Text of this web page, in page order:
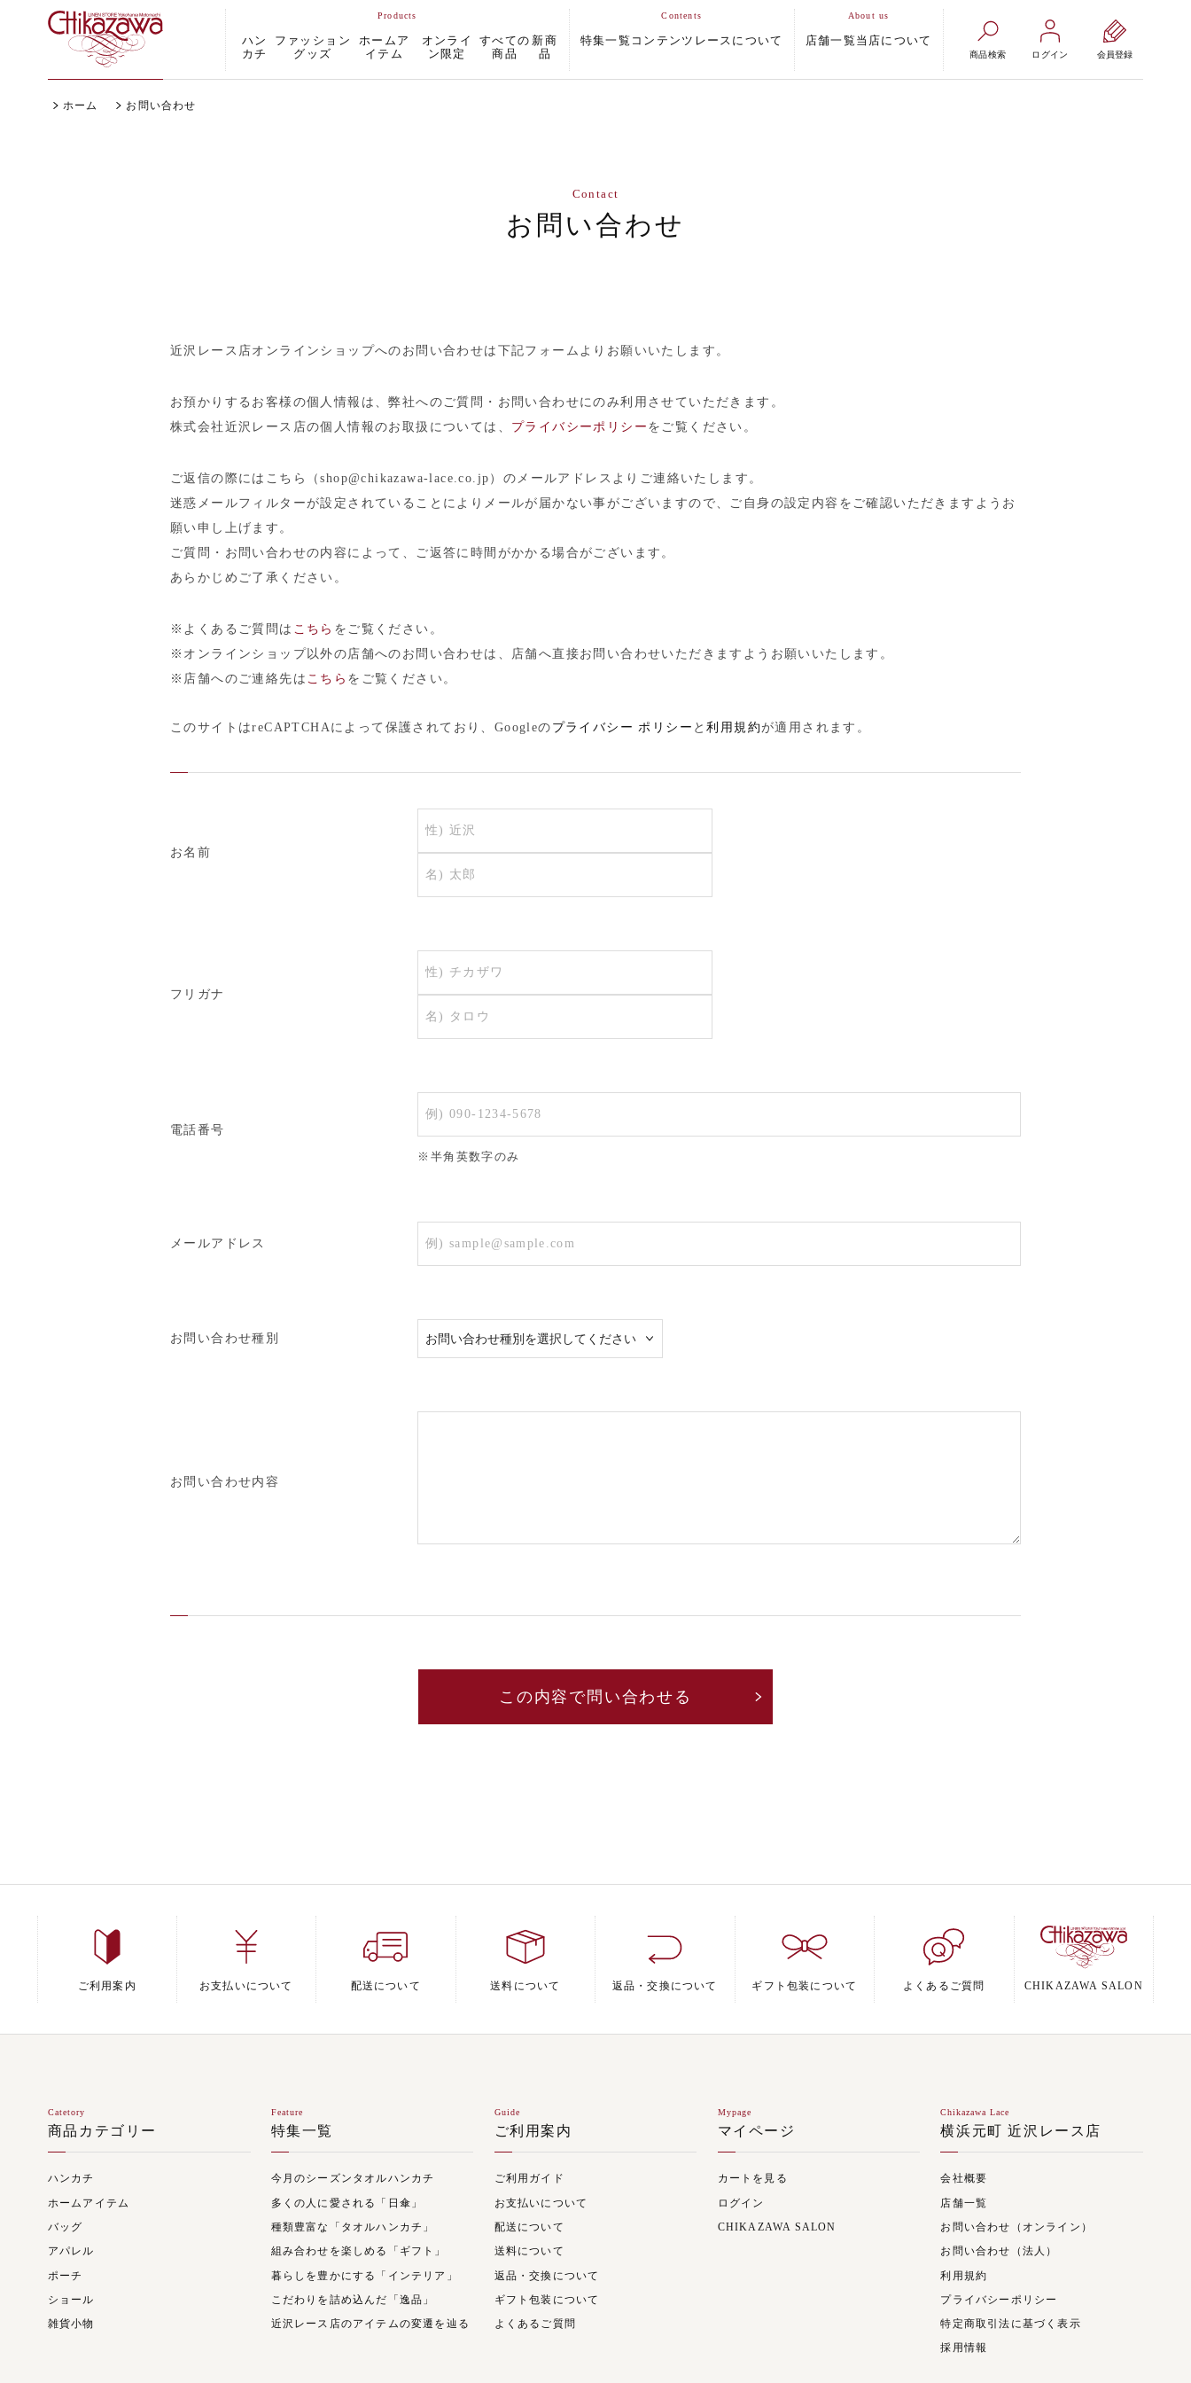
ハン
カチ
ファッション
グッズ
ホームア
イテム
オンライ
ン限定
すべての
商品
新商
品
特集一覧 コンテンツ レースについて 店舗一覧 当店について
商品検索 ログイン 会員登録
ホーム お問い合わせ
Contact
お問い合わせ
近沢レース店オンラインショップへのお問い合わせは下記フォームよりお願いいたします。
お預かりするお客様の個人情報は、弊社へのご質問・お問い合わせにのみ利用させていただきます。
株式会社近沢レース店の個人情報のお取扱については、 プライバシーポリシー をご覧ください。
ご返信の際にはこちら（shop@chikazawa-lace.co.jp）のメールアドレスよりご連絡いたします。
迷惑メールフィルターが設定されていることによりメールが届かない事がございますので、ご自身の設定内容をご確認いただきますようお
願い申し上げます。
ご質問・お問い合わせの内容によって、ご返答に時間がかかる場合がございます。
あらかじめご了承ください。
※よくあるご質問は こちら をご覧ください。
※オンラインショップ以外の店舗へのお問い合わせは、店舗へ直接お問い合わせいただきますようお願いいたします。
※店舗へのご連絡先は こちら をご覧ください。
このサイトはreCAPTCHAによって保護されており、Googleの プライバシー ポリシー と利用規約が適用されます。
お名前
フリガナ
電話番号
※半角英数字のみ
メールアドレス
お問い合わせ種別
お問い合わせ内容
ご利用案内 お支払いについて 配送について 送料について 返品・交換について ギフト包装について よくあるご質問 CHIKAZAWA SALON
Catetory
商品カテゴリー
ハンカチ
ホームアイテム
バッグ
アパレル
ポーチ
ショール
雑貨小物
Feature
特集一覧
今月のシーズンタオルハンカチ
多くの人に愛される「日傘」
種類豊富な「タオルハンカチ」
組み合わせを楽しめる「ギフト」
暮らしを豊かにする「インテリア」
こだわりを詰め込んだ「逸品」
近沢レース店のアイテムの変遷を辿る
Guide
ご利用案内
ご利用ガイド
お支払いについて
配送について
送料について
返品・交換について
ギフト包装について
よくあるご質問
Mypage
マイページ
カートを見る
ログイン
CHIKAZAWA SALON
Chikazawa Lace
横浜元町 近沢レース店
会社概要
店舗一覧
お問い合わせ（オンライン）
お問い合わせ（法人）
利用規約
プライバシーポリシー
特定商取引法に基づく表示
採用情報